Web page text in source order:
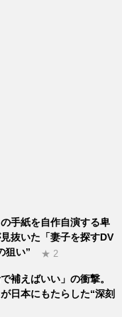
手紙を自作自演する卑
抜いた「妻子を探すDV
狙い”
★ 2
補えばいい」の衝撃。
日本にもたらした“深刻